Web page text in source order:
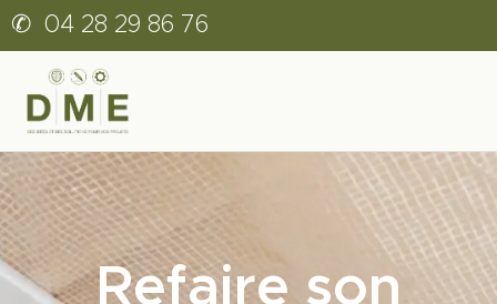
✆ 04 28 29 86 76
Refaire son